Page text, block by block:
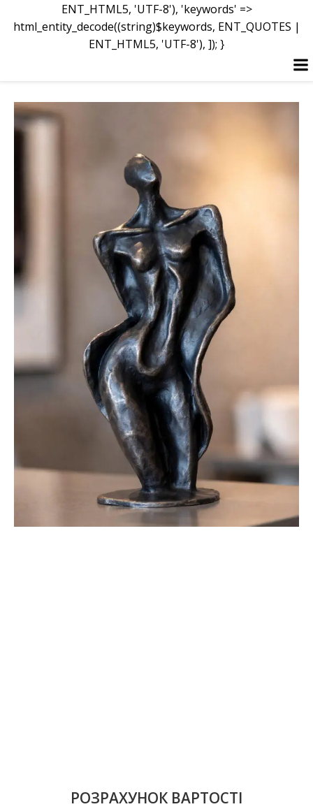
ENT_HTML5, 'UTF-8'), 'keywords' =>
html_entity_decode((string)$keywords, ENT_QUOTES |
ENT_HTML5, 'UTF-8'), ]); }
РОЗРАХУНОК ВАРТОСТІ